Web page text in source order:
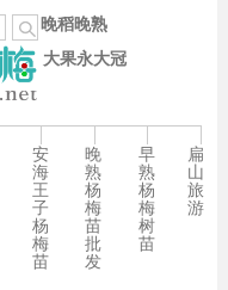
晚稻晚熟
大果永大冠
安
海
王
子
杨
梅
苗
晚
熟
杨
梅
苗
批
发
早
熟
杨
梅
树
苗
扁
山
旅
游